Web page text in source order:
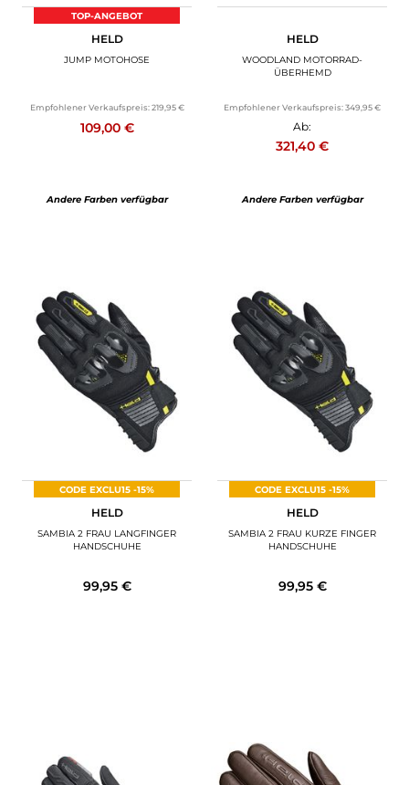
TOP-ANGEBOT
HELD
JUMP MOTOHOSE
Empfohlener Verkaufspreis: 219,95 €
109,00 €
Andere Farben verfügbar
HELD
WOODLAND MOTORRAD-
ÜBERHEMD
Empfohlener Verkaufspreis:349,95 €
Ab:
321,40 €
Andere Farben verfügbar
CODE EXCLU15 -15%
HELD
SAMBIA 2 FRAU LANGFINGER
HANDSCHUHE
99,95 €
CODE EXCLU15 -15%
HELD
SAMBIA 2 FRAU KURZE FINGER
HANDSCHUHE
99,95 €